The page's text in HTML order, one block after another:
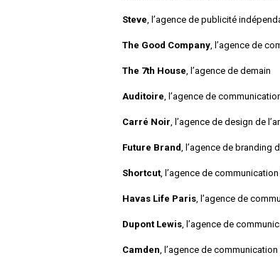
Steve, l’agence de publicité
The Good Company, l’agence de
The 7th House, l’agence de demain
Auditoire, l’agence de
Carré Noir, l’agence de design de
Future Brand, l’agence de branding
Shortcut, l’agence de communication
Havas Life Paris, l’agence de
Dupont Lewis, l’agence de
Camden, l’agence de communication